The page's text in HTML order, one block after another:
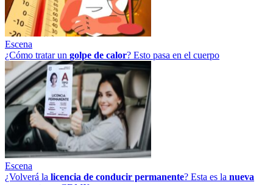
Escena
¿Cómo tratar un golpe de calor? Esto pasa en el cuerpo
Escena
¿Volverá la licencia de conducir permanente? Esta es la nueva